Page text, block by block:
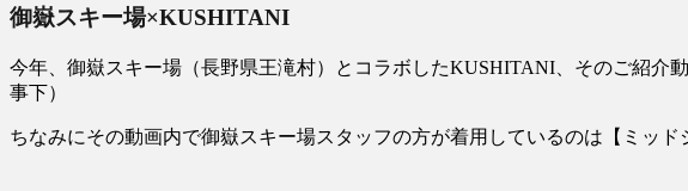
御嶽スキー場×KUSHITANI
今年、御嶽スキー場（長野県王滝村）とコラボしたKUSHITANI、そのご紹介
事下）
ちなみにその動画内で御嶽スキー場スタッフの方が着用しているのは【ミッ